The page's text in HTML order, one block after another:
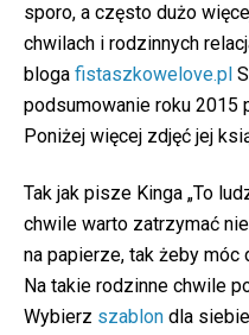
sporo, a często dużo
chwilach i rodzinnych
bloga fistaszkowelove.pl
podsumowanie roku 2015
Poniżej więcej zdjęć jej
Tak jak pisze Kinga „To
chwile warto zatrzymać
na papierze, tak żeby móc
Na takie rodzinne chwile
Wybierz szablon dla